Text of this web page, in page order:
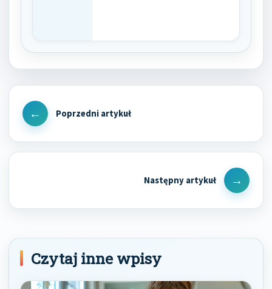
Nawigacja
wpisu
Previous
Next
Post
Czytaj inne wpisy